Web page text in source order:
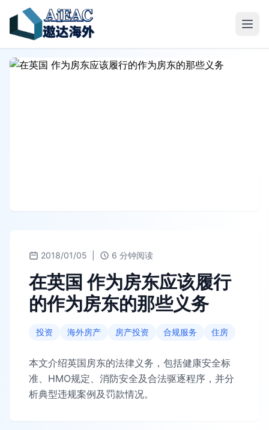
2018/01/05 6 分钟阅读
在英国 作为房东应该履行
的作为房东的那些义务
投资 海外房产 房产投资 合规服务 住房
本文介绍英国房东的法律义务，包括健康安全标
准、HMO规定、消防安全及合法驱逐程序，并分
析典型违规案例及罚款情况。